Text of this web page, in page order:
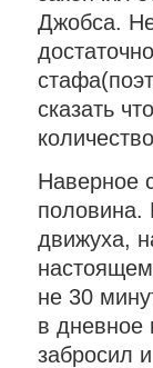
Джобса.
сказать
Наверное
половина.
движуха,
не 30
в дневное
забросил